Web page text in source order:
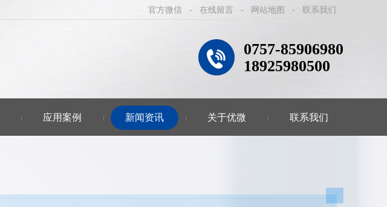
官方微信 - 在线留言 - 网站地图 - 联系我们
0757-85906980
18925980500
应用案例 新闻资讯 关于优微 联系我们